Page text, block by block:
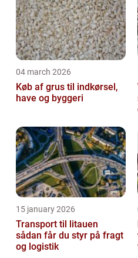
04 march 2026
Køb af grus til indkørsel,
have og byggeri
15 january 2026
Transport til litauen
sådan får du styr på fragt
og logistik